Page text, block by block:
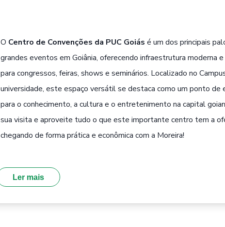
O Centro de Convenções da PUC Goiás é um dos principais
grandes eventos em Goiânia, oferecendo infraestrutura moderna
para congressos, feiras, shows e seminários. Localizado no
universidade, este espaço versátil se destaca como um ponto de
para o conhecimento, a cultura e o entretenimento na capital
sua visita e aproveite tudo o que este importante centro tem a
chegando de forma prática e econômica com a Moreira!
Ler mais